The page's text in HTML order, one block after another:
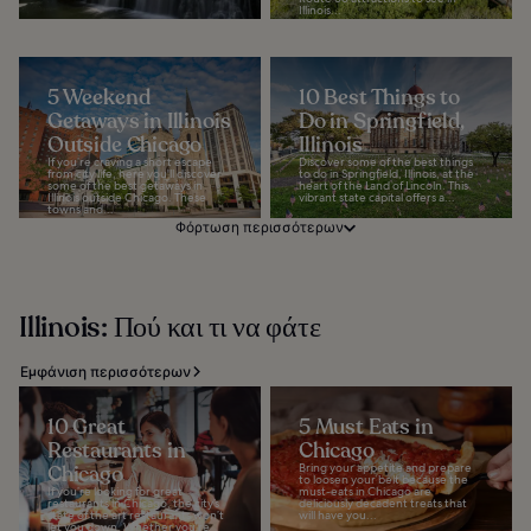
Illinois...
5 Weekend
Getaways in Illinois
Outside Chicago
If you’re craving a short escape
from city life, here you'll discover
some of the best getaways in
Illinois outside Chicago. These
towns and...
10 Best Things to
Do in Springfield,
Illinois
Discover some of the best things
to do in Springfield, Illinois, at the
heart of the Land of Lincoln. This
vibrant state capital offers a...
Φόρτωση περισσότερων
Illinois: Πού και τι να φάτε
Εμφάνιση περισσότερων
10 Great
Restaurants in
Chicago
If you’re looking for great
restaurants in Chicago, the city’s
state of the art restaurants won’t
let you down. Whether you're
5 Must Eats in
Chicago
Bring your appetite and prepare
to loosen your belt because the
must-eats in Chicago are
deliciously decadent treats that
will have you...